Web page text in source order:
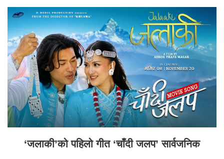
‘जलाकी’को पहिलो गीत ‘चाँदी जलप’ सार्वजनिक